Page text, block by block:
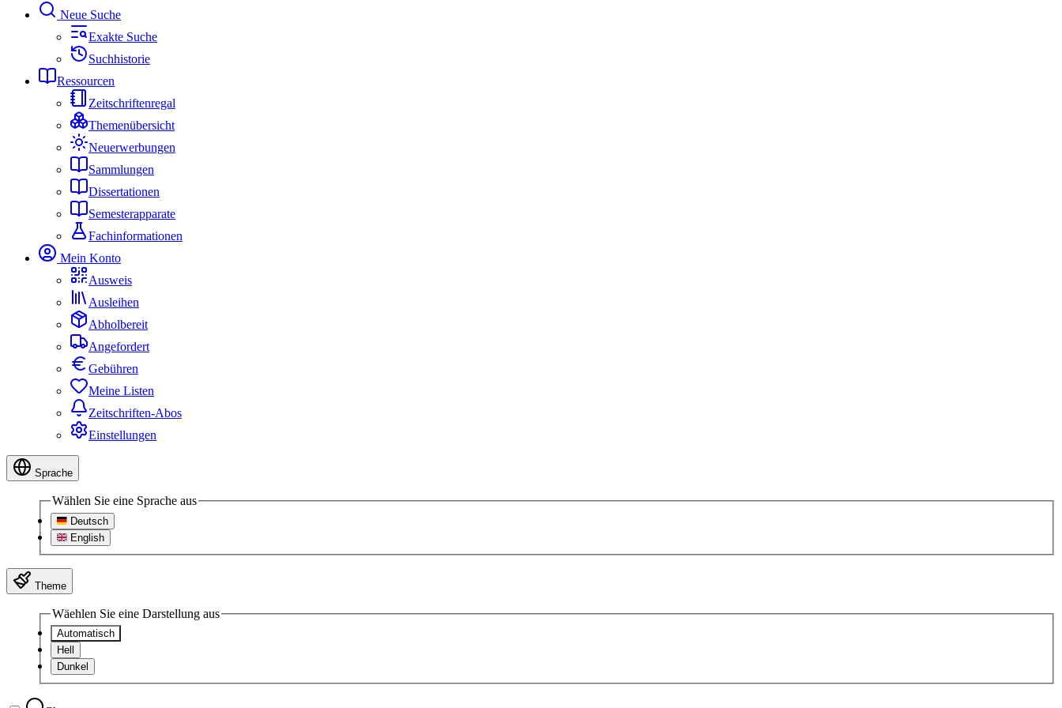
Neue Suche
Exakte Suche
Suchhistorie
Ressourcen
Zeitschriftenregal
Themenübersicht
Neuerwerbungen
Sammlungen
Dissertationen
Semesterapparate
Fachinformationen
Mein Konto
Ausweis
Ausleihen
Abholbereit
Angefordert
Gebühren
Meine Listen
Zeitschriften-Abos
Einstellungen
Sprache
Wählen Sie eine Sprache aus
Deutsch
English
Theme
Wäehlen Sie eine Darstellung aus
Automatisch
Hell
Dunkel